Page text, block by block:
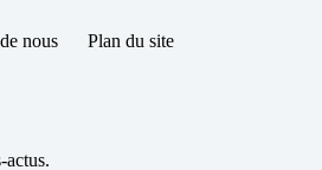
nous
Plan du site